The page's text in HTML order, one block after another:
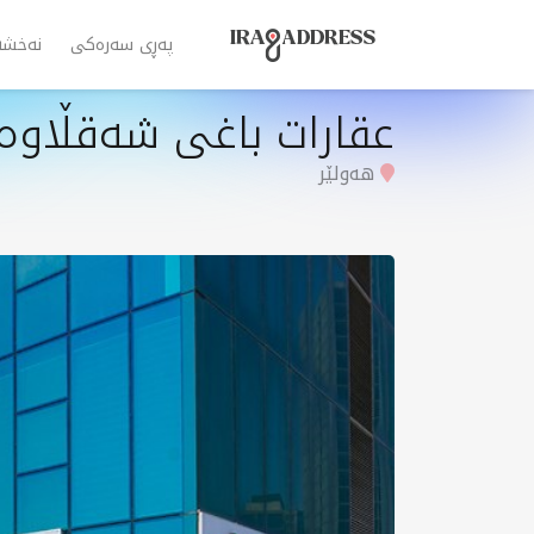
پەڕی سەرەکی
عقارات باغی
هەولێر